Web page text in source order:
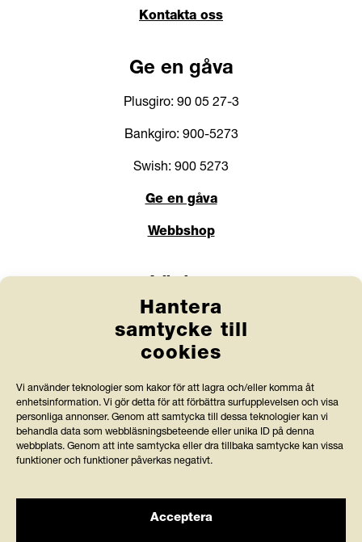
Hantera
samtycke till
cookies
Vi använder teknologier som kakor för att lagra och/eller komma åt
enhetsinformation. Vi gör detta för att förbättra surfupplevelsen och visa
personliga annonser. Genom att samtycka till dessa teknologier kan vi
behandla data som webbläsningsbeteende eller unika ID på denna
webbplats. Genom att inte samtycka eller dra tillbaka samtycke kan vissa
funktioner och funktioner påverkas negativt.
Acceptera
Kontakta oss
Ge en gåva
Plusgiro: 90 05 27-3
Bankgiro: 900-5273
Swish: 900 5273
Ge en gåva
Webbshop
Anlita Friends
Jobba hos oss
Prenumerera på nyhetsbrev
Press och rapporter
Styrdokument och köpvillkor